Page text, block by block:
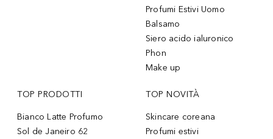
Profumi Estivi Uomo
Balsamo
Siero acido ialuronico
Phon
Make up
TOP PRODOTTI
Bianco Latte Profumo
Sol de Janeiro 62
TOP NOVITÀ
Skincare coreana
Profumi estivi